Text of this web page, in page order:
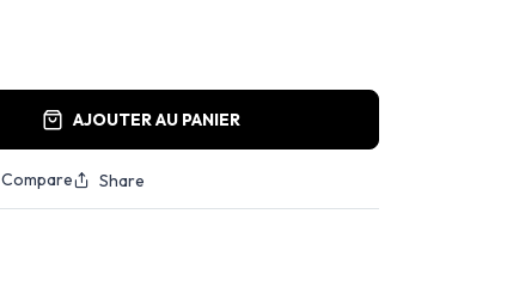
AJOUTER AU PANIER
Compare Share